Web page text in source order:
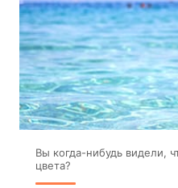
Вы когда-нибудь видели,
цвета?